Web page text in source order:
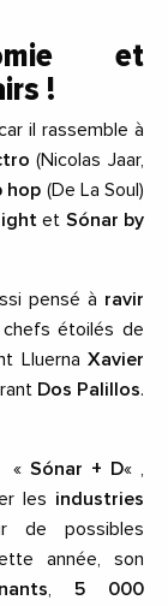
et
!
il rassemble à
(Nicolas Jaar,
hop (De La Soul)
et Sónar by
pensé à ravir
étoilés de
Lluerna Xavier
Dos Palillos.
« Sónar + D« ,
les industries
de possibles
année, son
, 5 000